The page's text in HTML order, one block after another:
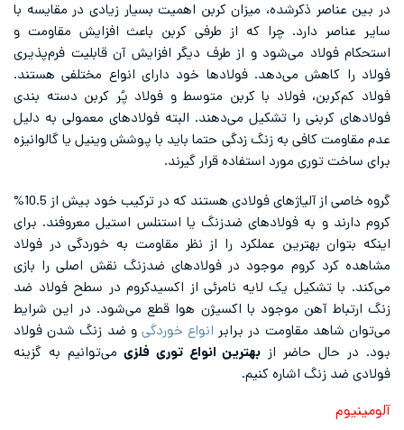
در بین عناصر ذکرشده، میزان کربن اهمیت بسیار زیادی در مقایسه با
سایر عناصر دارد. چرا که از طرفی کربن باعث افزایش مقاومت و
استحکام فولاد می‌شود و از طرف دیگر افزایش آن قابلیت فرم‌پذیری
فولاد را کاهش می‌دهد. فولادها خود دارای انواع مختلفی هستند.
فولاد کم‌کربن، فولاد با کربن متوسط و فولاد پُر کربن دسته بندی
فولادهای کربنی را تشکیل می‌دهند. البته فولادهای معمولی به دلیل
عدم مقاومت کافی به زنگ زدگی حتما باید با پوشش وینیل یا گالوانیزه
برای ساخت توری مورد استفاده قرار گیرند.
گروه خاصی از آلیاژهای فولادی هستند که در ترکیب خود بیش از 10.5%
کروم دارند و به فولادهای ضدزنگ یا استنلس استیل معروفند. برای
اینکه بتوان بهترین عملکرد را از نظر مقاومت به خوردگی در فولاد
مشاهده کرد کروم موجود در فولادهای ضدزنگ نقش اصلی را بازی
می‌کند. با تشکیل یک لایه نامرئی از اکسیدکروم در سطح فولاد ضد
زنگ ارتباط آهن موجود با اکسیژن هوا قطع می‌شود. در این شرایط
می‌توان شاهد مقاومت در برابر انواع خوردگی و ضد زنگ‌ شدن فولاد
بود. در حال حاضر از بهترین انواع توری فلزی می‌توانیم به گزینه
فولادی ضد زنگ اشاره کنیم.
آلومینیوم